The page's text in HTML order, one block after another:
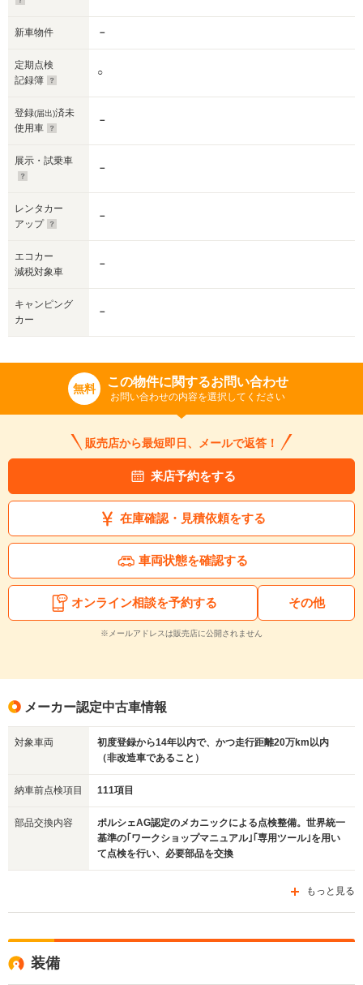
新車物件 －
定期点検
記録簿
○
登録(届出)済未
使用車
－
展示・試乗車
－
レンタカー
アップ
－
エコカー
減税対象車
－
キャンピング
カー
－
無料 この物件に関するお問い合わせ
お問い合わせの内容を選択してください
販売店から最短即日、メールで返答！
来店予約をする
在庫確認・見積依頼をする
車両状態を確認する
オンライン相談を予約する その他
※メールアドレスは販売店に公開されません
メーカー認定中古車情報
対象車両
初度登録から14年以内で、かつ走行距離20万km以内
（非改造車であること）
納車前点検項目 111項目
部品交換内容
ポルシェAG認定のメカニックによる点検整備。世界統一
基準の｢ワークショップマニュアル｣｢専用ツール｣を用い
て点検を行い、必要部品を交換
もっと見る
装備